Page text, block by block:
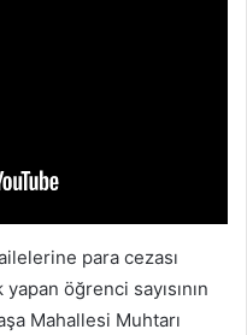
para cezası
öğrenci sayısının
Mahallesi Muhtarı